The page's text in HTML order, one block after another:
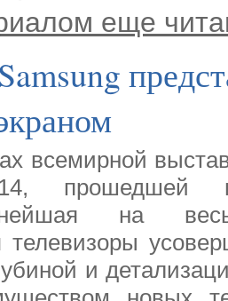
еще
всемирной
прошедшей
на
телевизоры
и